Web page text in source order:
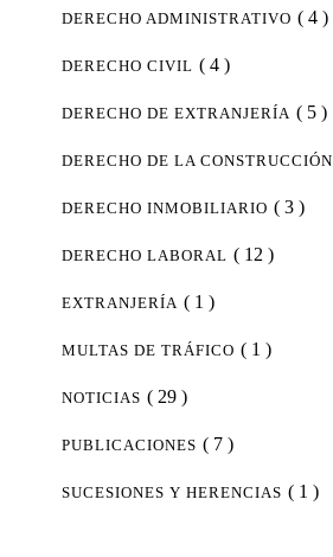
DERECHO ADMINISTRATIVO ( 4 )
DERECHO CIVIL ( 4 )
DERECHO DE EXTRANJERÍA ( 5 )
DERECHO DE LA CONSTRUCCIÓN
DERECHO INMOBILIARIO ( 3 )
DERECHO LABORAL ( 12 )
EXTRANJERÍA ( 1 )
MULTAS DE TRÁFICO ( 1 )
NOTICIAS ( 29 )
PUBLICACIONES ( 7 )
SUCESIONES Y HERENCIAS ( 1 )